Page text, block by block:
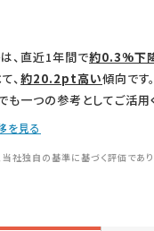
、直近1年間で約0.3%下
、約20.2pt高い傾向です。
一つの参考としてご活用
を見る
社独自の基準に基づく評価であ